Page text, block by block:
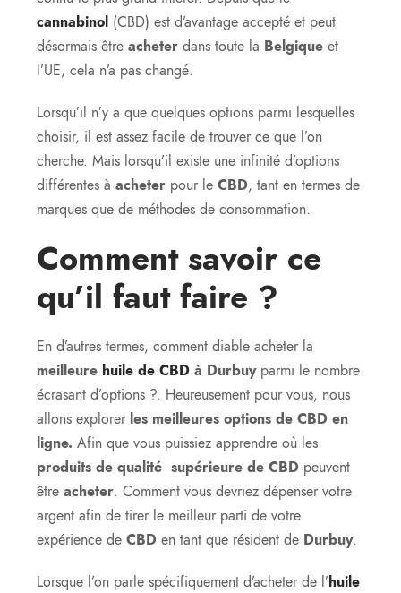
cannabinol (CBD) est d’avantage accepté et peut
désormais être acheter dans toute la Belgique et
l’UE, cela n’a pas changé.
Lorsqu’il n’y a que quelques options parmi lesquelles
choisir, il est assez facile de trouver ce que l’on
cherche. Mais lorsqu’il existe une infinité d’options
différentes à acheter pour le CBD, tant en termes de
marques que de méthodes de consommation.
Comment savoir ce
qu’il faut faire ?
En d’autres termes, comment diable acheter la
meilleure huile de CBD à Durbuyparmi le nombre
écrasant d’options ?. Heureusement pour vous, nous
allons explorer les meilleures options de CBD en
ligne. Afin que vous puissiez apprendre où les
produits de qualité supérieure de CBD peuvent
être acheter. Comment vous devriez dépenser votre
argent afin de tirer le meilleur parti de votre
expérience de CBD en tant que résident de Durbuy.
Lorsque l’on parle spécifiquement d’acheter de l’huile